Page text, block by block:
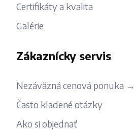
Certifikáty a kvalita
Galérie
Zákaznícky servis
Nezáväzná cenová ponuka →
Často kladené otázky
Ako si objednať